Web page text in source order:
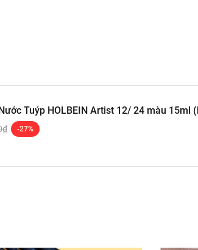
Tuýp HOLBEIN Artist 12/ 24 màu 15ml
-27%